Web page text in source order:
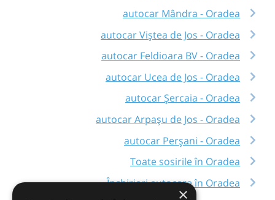
autocar Mândra - Oradea
autocar Viștea de Jos - Oradea
autocar Feldioara BV - Oradea
autocar Ucea de Jos - Oradea
autocar Șercaia - Oradea
autocar Arpașu de Jos - Oradea
autocar Perșani - Oradea
Toate sosirile în Oradea
Închirieri autocare în Oradea
×